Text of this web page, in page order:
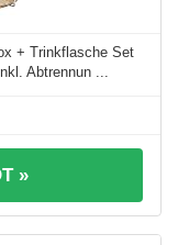
+ Trinkflasche Set
Abtrennun ...
»